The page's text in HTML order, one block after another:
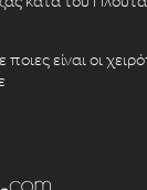
είναι οι